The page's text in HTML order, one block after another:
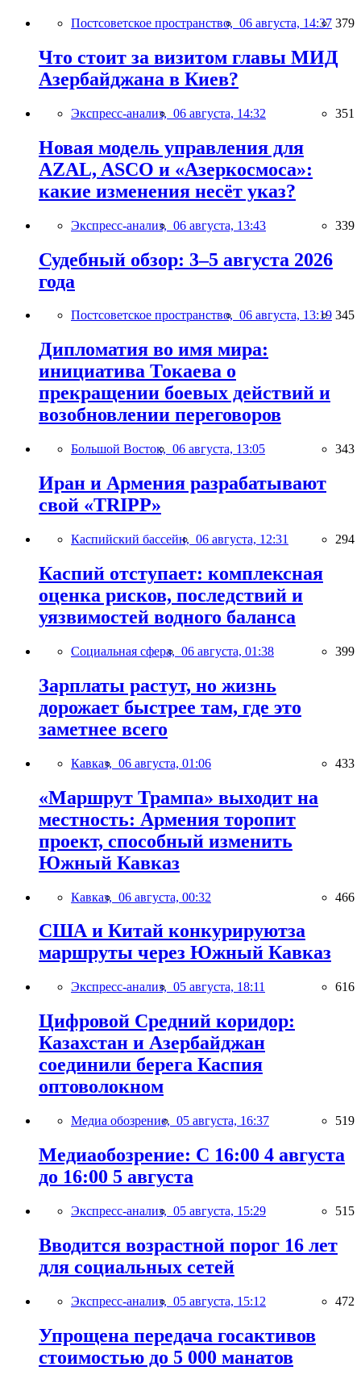
Постсоветское пространство, 06 августа, 14:37 379
Что стоит за визитом главы МИД
Азербайджана в Киев?
Экспресс-анализ, 06 августа, 14:32 351
Новая модель управления для
AZAL, ASCO и «Азеркосмоса»:
какие изменения несёт указ?
Экспресс-анализ, 06 августа, 13:43 339
Судебный обзор: 3–5 августа 2026
года
Постсоветское пространство, 06 августа, 13:19 345
Дипломатия во имя мира:
инициатива Токаева о
прекращении боевых действий и
возобновлении переговоров
Большой Восток, 06 августа, 13:05 343
Иран и Армения разрабатывают
свой «TRIPP»
Каспийский бассейн, 06 августа, 12:31 294
Каспий отступает: комплексная
оценка рисков, последствий и
уязвимостей водного баланса
Социальная сфера, 06 августа, 01:38 399
Зарплаты растут, но жизнь
дорожает быстрее там, где это
заметнее всего
Кавказ, 06 августа, 01:06 433
«Маршрут Трампа» выходит на
местность: Армения торопит
проект, способный изменить
Южный Кавказ
Кавказ, 06 августа, 00:32 466
США и Китай конкурируютза
маршруты через Южный Кавказ
Экспресс-анализ, 05 августа, 18:11 616
Цифровой Средний коридор:
Казахстан и Азербайджан
соединили берега Каспия
оптоволокном
Медиа обозрение, 05 августа, 16:37 519
Медиаобозрение: С 16:00 4 августа
до 16:00 5 августа
Экспресс-анализ, 05 августа, 15:29 515
Вводится возрастной порог 16 лет
для социальных сетей
Экспресс-анализ, 05 августа, 15:12 472
Упрощена передача госактивов
стоимостью до 5 000 манатов